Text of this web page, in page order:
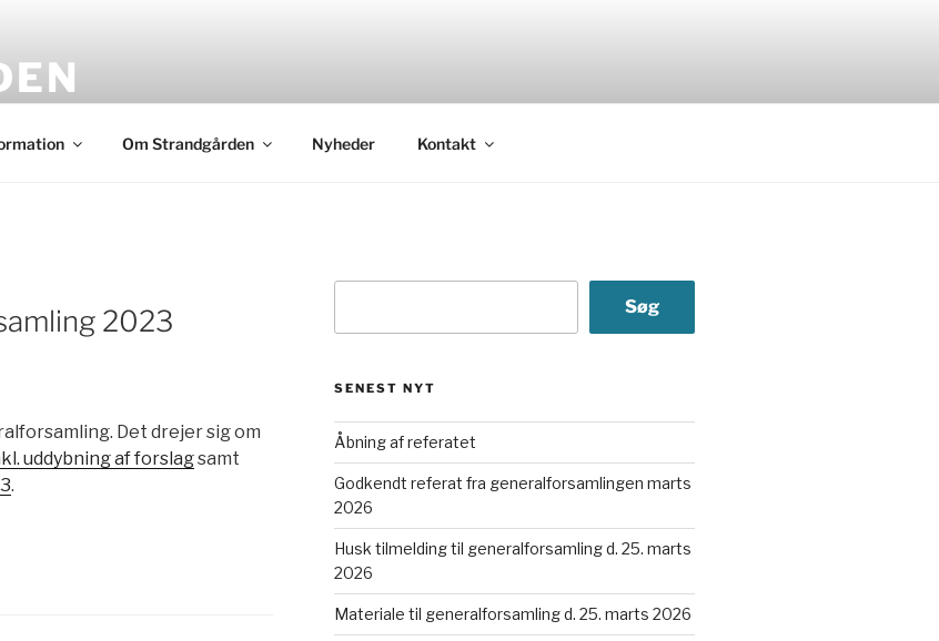
Om Strandgården Nyheder Kontakt
2023
Det drejer sig om
uddybning af forslagsamt
.
Søg
SENEST NYT
Åbning af referatet
Godkendt referat fra generalforsamlingen marts
2026
Husk tilmelding til generalforsamling d. 25. marts
2026
Materiale til generalforsamling d. 25. marts 2026